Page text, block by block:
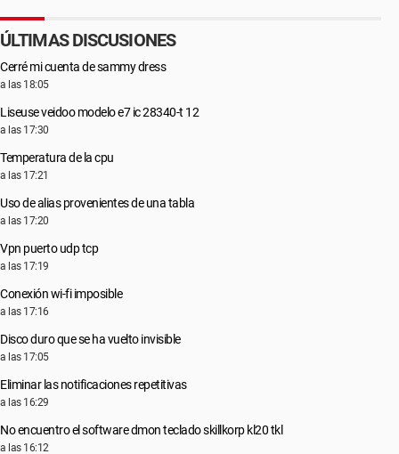
ÚLTIMAS DISCUSIONES
Cerré mi cuenta de sammy dress
a las 18:05
Liseuse veidoo modelo e7 ic 28340-t 12
a las 17:30
Temperatura de la cpu
a las 17:21
Uso de alias provenientes de una tabla
a las 17:20
Vpn puerto udp tcp
a las 17:19
Conexión wi-fi imposible
a las 17:16
Disco duro que se ha vuelto invisible
a las 17:05
Eliminar las notificaciones repetitivas
a las 16:29
No encuentro el software dmon teclado skillkorp kl20 tkl
a las 16:12